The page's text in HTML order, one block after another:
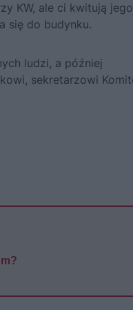
KW, ale ci kwitują jego
się do budynku.
ludzi, a później
sekretarzowi